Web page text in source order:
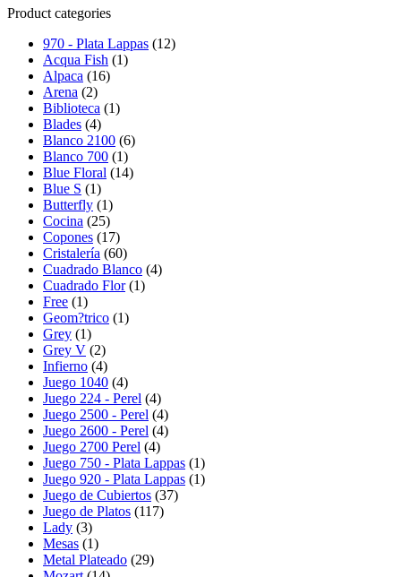
Product categories
970 - Plata Lappas (12)
Acqua Fish (1)
Alpaca (16)
Arena (2)
Biblioteca (1)
Blades (4)
Blanco 2100 (6)
Blanco 700 (1)
Blue Floral (14)
Blue S (1)
Butterfly (1)
Cocina (25)
Copones (17)
Cristalería (60)
Cuadrado Blanco (4)
Cuadrado Flor (1)
Free (1)
Geom?trico (1)
Grey (1)
Grey V (2)
Infierno (4)
Juego 1040 (4)
Juego 224 - Perel (4)
Juego 2500 - Perel (4)
Juego 2600 - Perel (4)
Juego 2700 Perel (4)
Juego 750 - Plata Lappas (1)
Juego 920 - Plata Lappas (1)
Juego de Cubiertos (37)
Juego de Platos (117)
Lady (3)
Mesas (1)
Metal Plateado (29)